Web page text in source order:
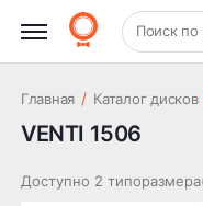
+7 (831) 261-35-35
Поиск по
Главная / Каталог дисков
VENTI 1506
Доступно 2